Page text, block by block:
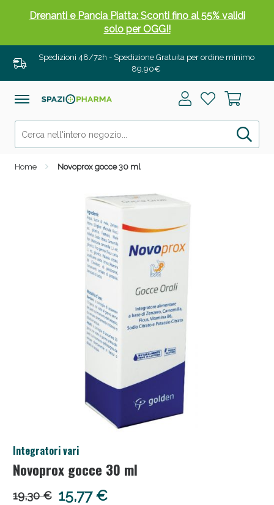
Spedizioni 48/72h - Spedizione Gratuita per ordine minimo
89,90€
Home Novoprox gocce 30 ml
Integratori vari
Novoprox gocce 30 ml
19,30 € 15,77 €
Drenanti e Pancia Piatta: Sconti fino al 55% validi
solo per OGGI!
Salini e Multivitaminici: oggi Sconto extra fino al
50%!
Anticellulite e Fanghi: Sconto fino al 40% valido